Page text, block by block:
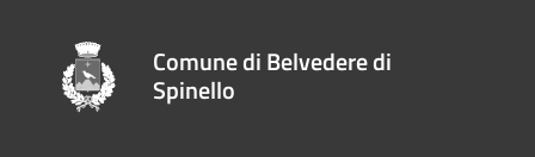
Comune di Belvedere di
Spinello